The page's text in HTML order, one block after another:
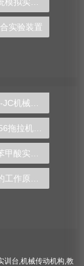
实验装置
训台 机械传动机构 教